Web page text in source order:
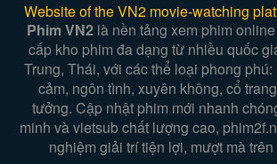
Website of the VN2 movie-watching
Phim VN2 là nền tảng xem phim
cấp kho phim đa dạng từ nhiều quốc
Trung, Thái, với các thể loại phong
cảm, ngôn tình, xuyên không, cổ
tưởng. Cập nhật phim mới nhanh
minh và vietsub chất lượng cao,
nghiệm giải trí tiện lợi, mượt mà